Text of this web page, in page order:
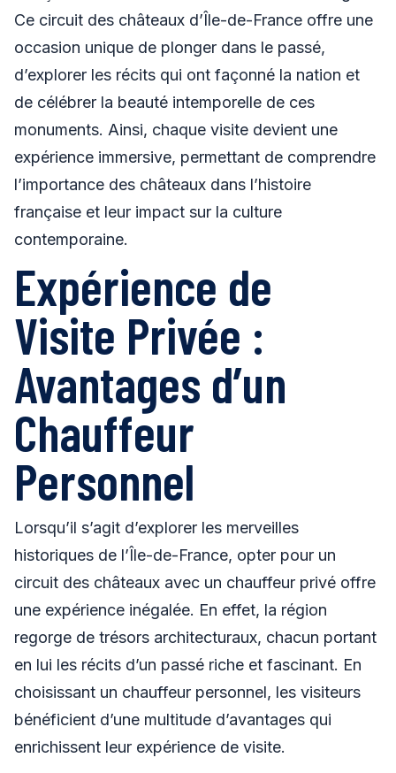
Ce circuit des châteaux d’Île-de-France offre une
occasion unique de plonger dans le passé,
d’explorer les récits qui ont façonné la nation et
de célébrer la beauté intemporelle de ces
monuments. Ainsi, chaque visite devient une
expérience immersive, permettant de comprendre
l’importance des châteaux dans l’histoire
française et leur impact sur la culture
contemporaine.
Expérience de
Visite Privée :
Avantages d’un
Chauffeur
Personnel
Lorsqu’il s’agit d’explorer les merveilles
historiques de l’Île-de-France, opter pour un
circuit des châteaux avec un chauffeur privé offre
une expérience inégalée. En effet, la région
regorge de trésors architecturaux, chacun portant
en lui les récits d’un passé riche et fascinant. En
choisissant un chauffeur personnel, les visiteurs
bénéficient d’une multitude d’avantages qui
enrichissent leur expérience de visite.